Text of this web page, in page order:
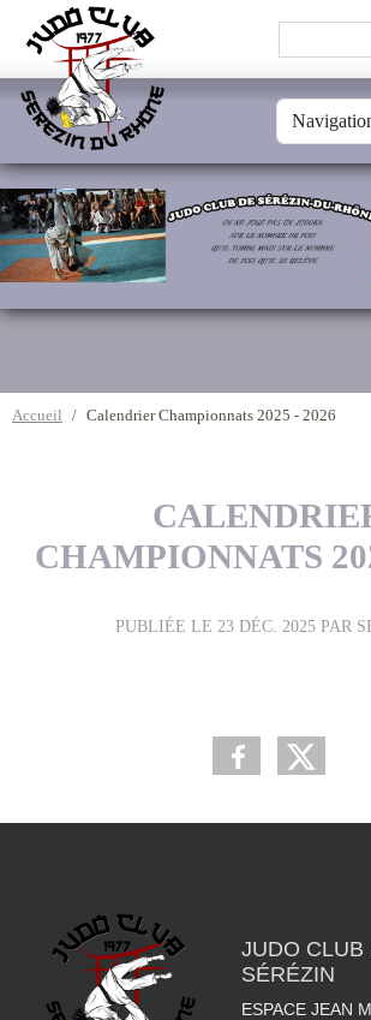
Accueil Calendrier Championnats 2025 - 2026
CHAMPIONNATS
PUBLIÉE LE 23 DÉC. 2025 PAR
JUDO CLUB
SÉRÉZIN
ESPACE JEAN
Panneau de gestion des cookies